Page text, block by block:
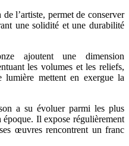
l’artiste, permet de conserver
une solidité et une durabilité
ajoutent une dimension
les volumes et les reliefs,
mettent en exergue la
a su évoluer parmi les plus
époque. Il expose régulièrement
œuvres rencontrent un franc